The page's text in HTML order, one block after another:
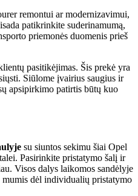
remontui ar modernizavimui,
patikrinkite suderinamumą,
priemonės duomenis prieš
pasitikėjimas. Šis prekė yra
Siūlome įvairius saugius ir
apsipirkimo patirtis būtų kuo
su siuntos sekimu šiai Opel
Pasirinkite pristatymo šalį ir
Visos dalys laikomos sandėlyje
dėl individualių pristatymo